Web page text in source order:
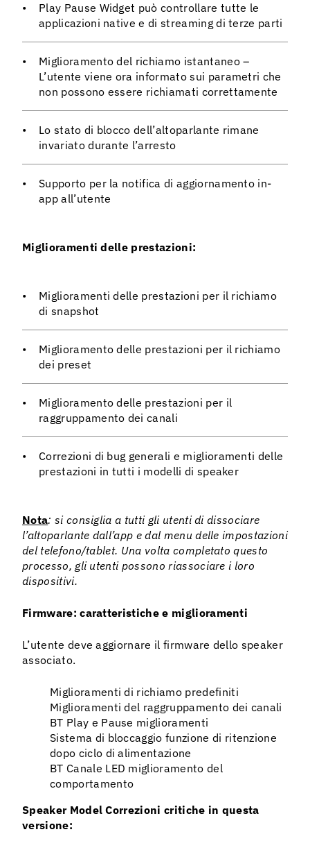
Play Pause Widget può controllare tutte le
applicazioni native e di streaming di terze parti
Miglioramento del richiamo istantaneo –
L’utente viene ora informato sui parametri che
non possono essere richiamati correttamente
Lo stato di blocco dell’altoparlante rimane
invariato durante l’arresto
Supporto per la notifica di aggiornamento in-
app all’utente
Miglioramenti delle prestazioni:
Miglioramenti delle prestazioni per il richiamo
di snapshot
Miglioramento delle prestazioni per il richiamo
dei preset
Miglioramento delle prestazioni per il
raggruppamento dei canali
Correzioni di bug generali e miglioramenti delle
prestazioni in tutti i modelli di speaker
Nota: si consiglia a tutti gli utenti di dissociare
l’altoparlante dall’app e dal menu delle impostazioni
del telefono/tablet. Una volta completato questo
processo, gli utenti possono riassociare i loro
dispositivi.
Firmware: caratteristiche e miglioramenti
L’utente deve aggiornare il firmware dello speaker
associato.
Miglioramenti di richiamo predefiniti
Miglioramenti del raggruppamento dei canali
BT Play e Pause miglioramenti
Sistema di bloccaggio funzione di ritenzione
dopo ciclo di alimentazione
BT Canale LED miglioramento del
comportamento
Speaker Model Correzioni critiche in questa
versione: